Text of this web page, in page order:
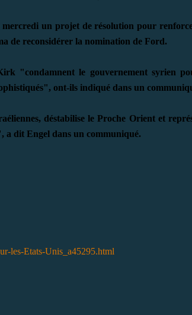
mercredi un projet de résolution pour
de reconsidérer la nomination de Ford.
"condamnent le gouvernement syrien
ont-ils indiqué dans un
déstabilise le Proche Orient et
a dit Engel dans un communiqué.
les-Etats-Unis_a45295.html